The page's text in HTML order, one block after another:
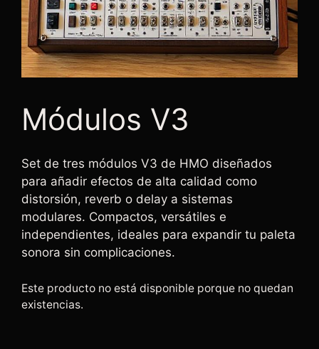
Módulos V3
Set de tres módulos V3 de HMO diseñados
para añadir efectos de alta calidad como
distorsión, reverb o delay a sistemas
modulares. Compactos, versátiles e
independientes, ideales para expandir tu paleta
sonora sin complicaciones.
Este producto no está disponible porque no quedan
existencias.